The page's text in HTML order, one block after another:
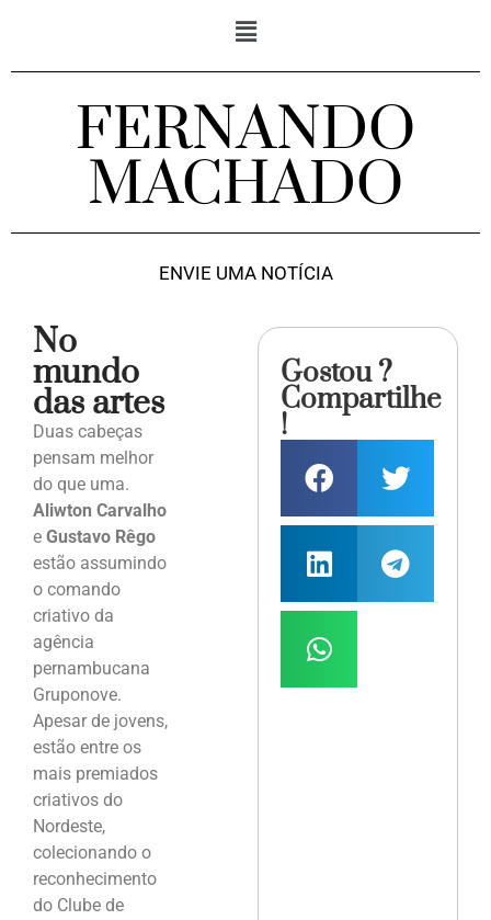
FERNANDO
MACHADO
ENVIE UMA NOTÍCIA
No
mundo
das artes
Duas cabeças
pensam melhor
do que uma.
Aliwton Carvalho
e Gustavo Rêgo
estão assumindo
o comando
criativo da
agência
pernambucana
Gruponove.
Apesar de jovens,
estão entre os
mais premiados
criativos do
Nordeste,
colecionando o
reconhecimento
do Clube de
Gostou ?
Compartilhe
!